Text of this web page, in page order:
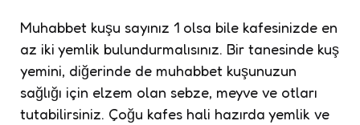
Muhabbet kuşu sayınız 1 olsa bile kafesinizde en
az iki yemlik bulundurmalısınız. Bir tanesinde kuş
yemini, diğerinde de muhabbet kuşunuzun
sağlığı için elzem olan sebze, meyve ve otları
tutabilirsiniz. Çoğu kafes hali hazırda yemlik ve